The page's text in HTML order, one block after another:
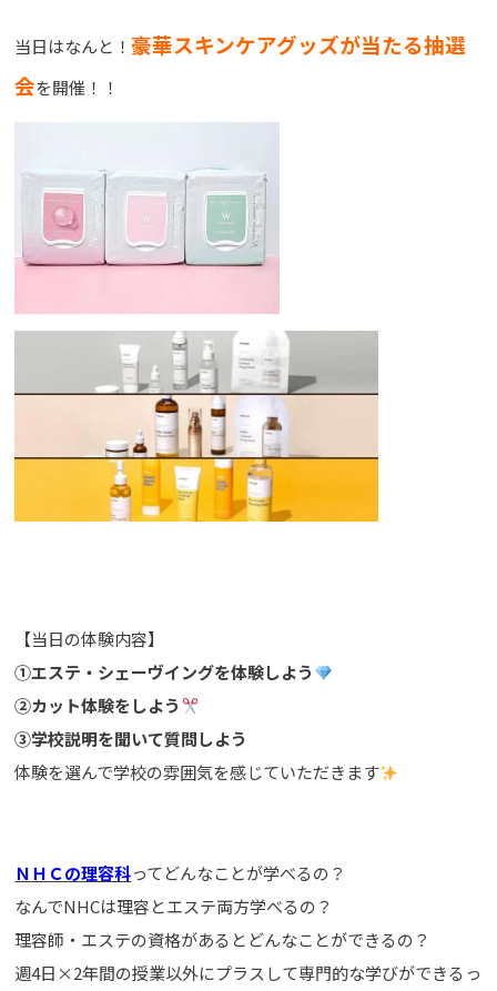
当日はなんと！豪華スキンケアグッズが当たる抽選
会を開催！！
【当日の体験内容】
①エステ・シェーヴイングを体験しよう
➁カット体験をしよう
③学校説明を聞いて質問しよう
体験を選んで学校の雰囲気を感じていただきます
ＮＨＣの理容科ってどんなことが学べるの？
なんでNHCは理容とエステ両方学べるの？
理容師・エステの資格があるとどんなことができるの？
週4日×2年間の授業以外にプラスして専門的な学びができるっ